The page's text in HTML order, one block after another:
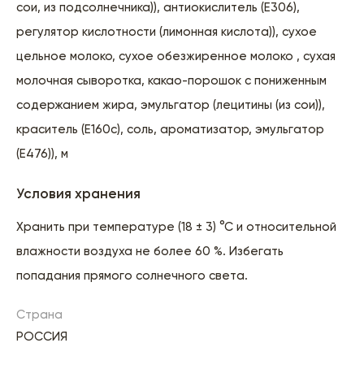
сои, из подсолнечника)), антиокислитель (E306),
регулятор кислотности (лимонная кислота)), сухое
цельное молоко, сухое обезжиренное молоко , сухая
молочная сыворотка, какао-порошок с пониженным
содержанием жира, эмульгатор (лецитины (из сои)),
краситель (E160c), cоль, ароматизатор, эмульгатор
(E476)), м
Условия хранения
Хранить при температуре (18 ± 3) °С и относительной
влажности воздуха не более 60 %. Избегать
попадания прямого солнечного света.
Страна
РОССИЯ